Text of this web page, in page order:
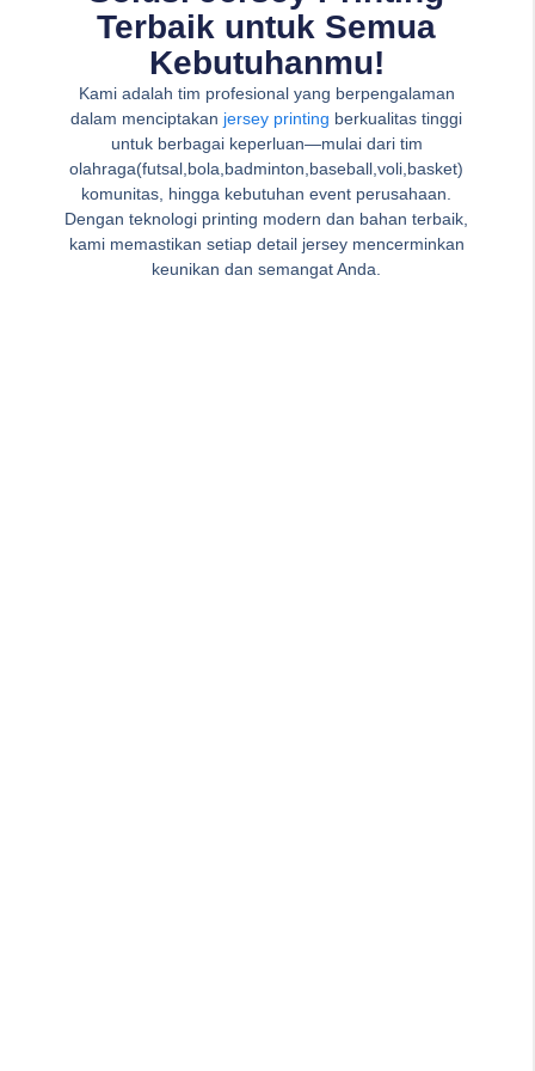
Terbaik untuk Semua
Kebutuhanmu!
Kami adalah tim profesional yang berpengalaman
dalam menciptakan jersey printing berkualitas tinggi
untuk berbagai keperluan—mulai dari tim
olahraga(futsal,bola,badminton,baseball,voli,basket)
komunitas, hingga kebutuhan event perusahaan.
Dengan teknologi printing modern dan bahan terbaik,
kami memastikan setiap detail jersey mencerminkan
keunikan dan semangat Anda.